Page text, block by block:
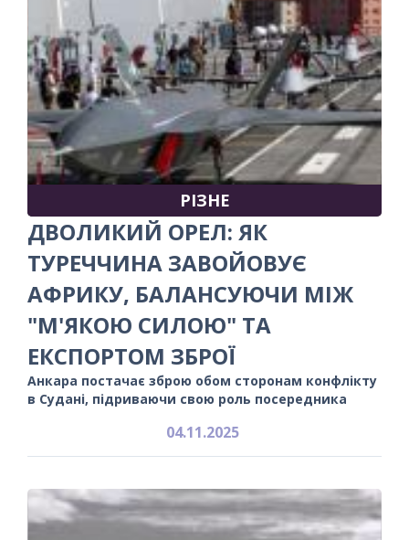
РІЗНЕ
ДВОЛИКИЙ ОРЕЛ: ЯК
ТУРЕЧЧИНА ЗАВОЙОВУЄ
АФРИКУ, БАЛАНСУЮЧИ МІЖ
"М'ЯКОЮ СИЛОЮ" ТА
ЕКСПОРТОМ ЗБРОЇ
Анкара постачає зброю обом сторонам конфлікту
в Судані, підриваючи свою роль посередника
04.11.2025